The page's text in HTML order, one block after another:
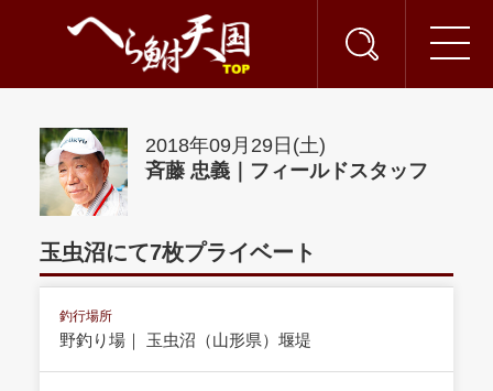
2018年09月29日(土)
斉藤 忠義｜フィールドスタッフ
玉虫沼にて7枚プライベート
釣行場所
野釣り場｜ 玉虫沼（山形県）堰堤